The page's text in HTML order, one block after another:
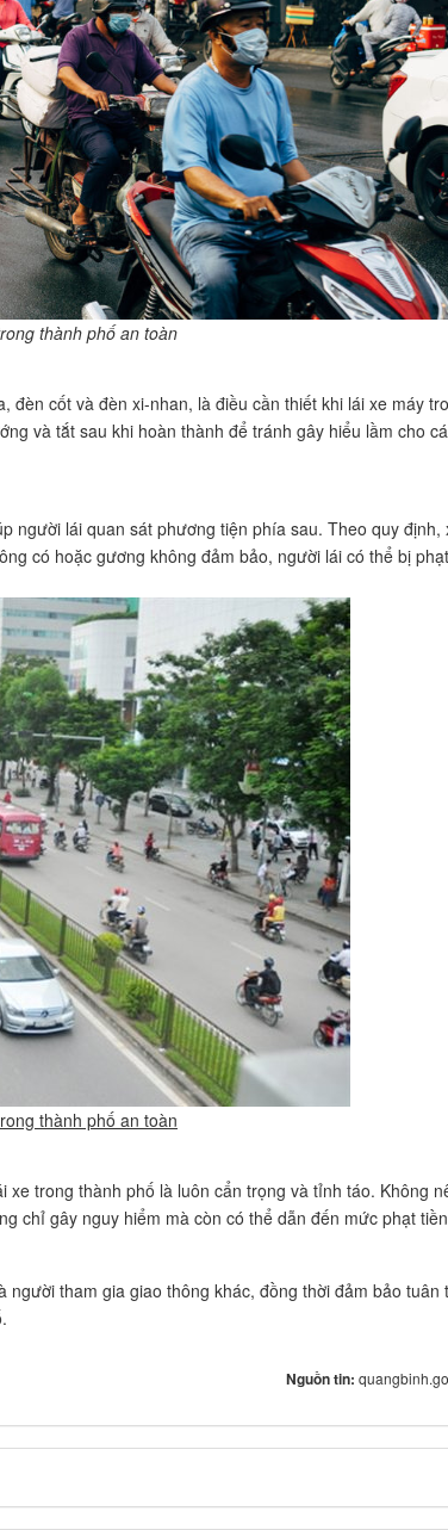
thành phố an toàn
cốt và đèn xi-nhan, là điều cần thiết khi lái xe máy
và tắt sau khi hoàn thành để tránh gây hiểu lầm cho
người lái quan sát phương tiện phía sau. Theo quy định,
có hoặc gương không đảm bảo, người lái có thể bị
thành phố an toàn
trong thành phố là luôn cẩn trọng và tỉnh táo. Không
chỉ gây nguy hiểm mà còn có thể dẫn đến mức phạt
tham gia giao thông khác, đồng thời đảm bảo tuân
Nguồn tin: